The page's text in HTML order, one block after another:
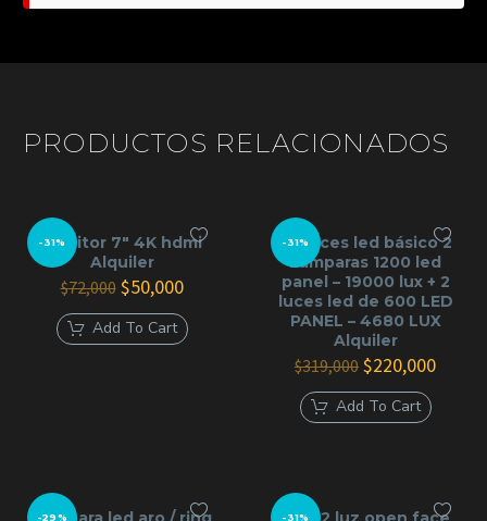
PRODUCTOS RELACIONADOS
-31%
Monitor 7″ 4K hdmi
Alquiler
$72,000 El
precio
original
era:
$50,000El
actual
es:
Add To Cart
-31%
kit luces led básico 2
Lamparas 1200 led
panel – 19000 lux + 2
luces led de 600 LED
PANEL – 4680 LUX
Alquiler
$319,000 El
precio
original
era:
$220,000El
Add To Cart
-29% -31%